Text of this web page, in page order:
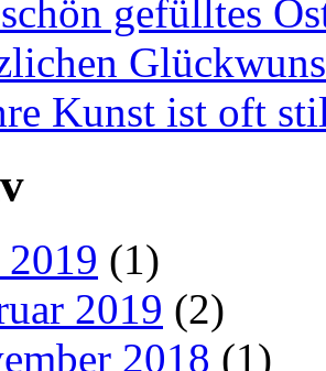
gefülltes
Kunst ist oft
(1)
2019 (2)
2018 (1)